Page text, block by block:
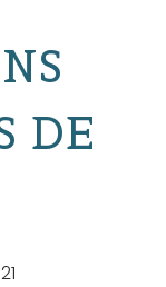
DE